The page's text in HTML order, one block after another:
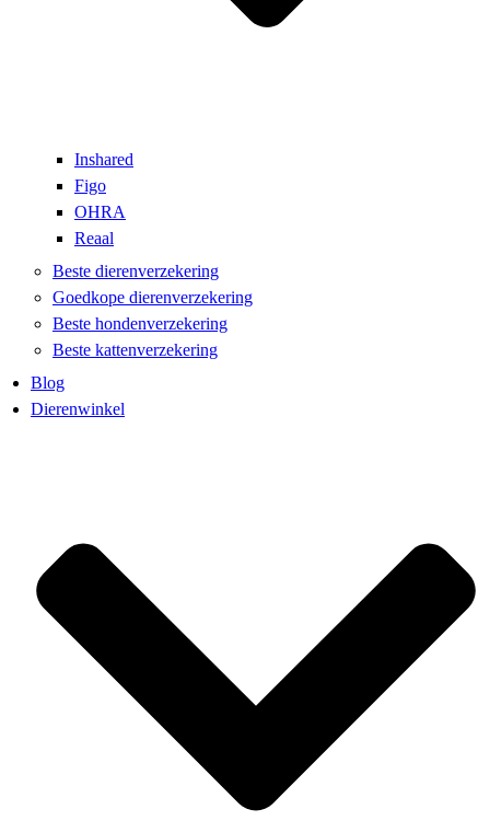
Inshared
Figo
OHRA
Reaal
Beste dierenverzekering
Goedkope dierenverzekering
Beste hondenverzekering
Beste kattenverzekering
Blog
Dierenwinkel